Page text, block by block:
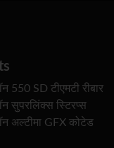
550 SD टीएमटी रीबार
सुपरलिंक्स स्टिरप्स
अल्टीमा GFX कोटेड